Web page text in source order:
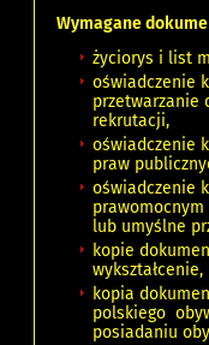
Wymagane
życiorys i list
oświadczenie
przetwarzanie
rekrutacji,
oświadczenie
praw
oświadczenie
lub umyślne
kopie
wykształcenie,
kopia
polskiego
posiadaniu